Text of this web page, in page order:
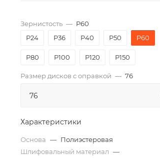
Зернистость — P60
P24
P36 P40 P50 P60
P80 P100 P120 P150
Размер дисков с оправкой — 76
Характеристики
Основа — Полиэстеровая
Шлифовальный материал —